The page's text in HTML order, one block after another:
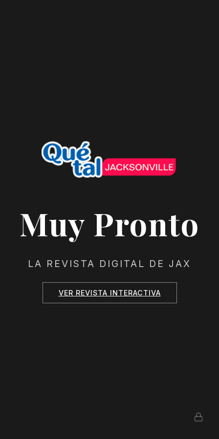
Muy Pronto
LA REVISTA DIGITAL DE JAX
VER REVISTA INTERACTIVA